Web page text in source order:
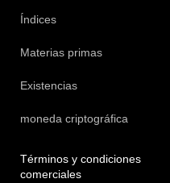
Índices
Materias primas
Existencias
moneda criptográfica
Términos y condiciones
comerciales